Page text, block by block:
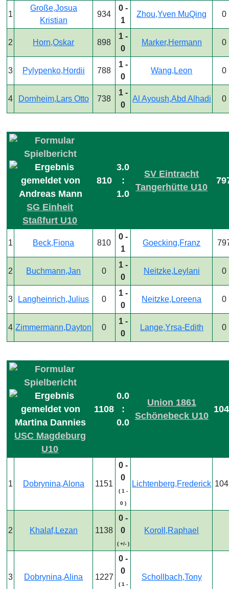
1
Große,Josua
Kristian
934
0 -
1
Zhou,Yven MuQing 0
2 Horn,Oskar 898
1 -
0
Marker,Hermann 0
3 Pylypenko,Hordii 788
1 -
0
Wang,Leon 0
4 Dornheim,Lars Otto 738
1 -
0
Al Ayoush,Abd Alhadi 0
SG Einheit
Staßfurt U10
810
3.0
:
1.0
SV Eintracht
Tangerhütte U10
1 Beck,Fiona 810
0 -
1
Goecking,Franz
2 Buchmann,Jan 0
1 -
0
Neitzke,Leylani 0
3 Langheinrich,Julius 0
1 -
0
Neitzke,Loreena 0
4 Zimmermann,Dayton 0
1 -
0
Lange,Yrsa-Edith 0
USC Magdeburg
U10
1108
0.0
:
0.0
Union 1861
Schönebeck U10
1 Dobrynina,Alona 1151
0 -
0
( 1 -
0 )
Lichtenberg,Frederick
2 Khalaf,Lezan 1138
0 -
0
( +/- )
Koroll,Raphael
3 Dobrynina,Alina 1227
0 -
0
( 1 -
Schollbach,Tony